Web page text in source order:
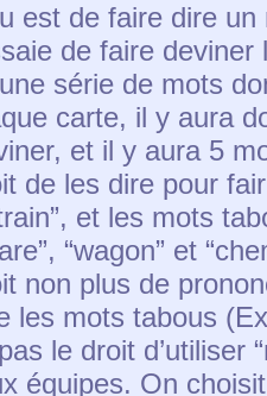
est de faire dire
de faire deviner
série de mots
carte, il y aura
et il y aura 5
de les dire pour
et les mots
“wagon” et
non plus de
les mots tabous
le droit d’utiliser
équipes. On